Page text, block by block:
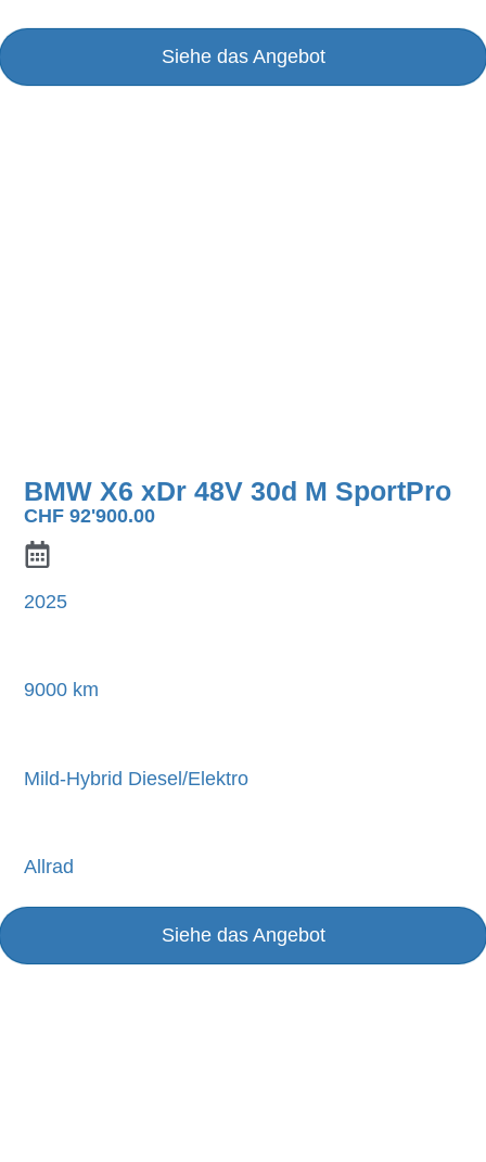
Siehe das Angebot
BMW X6 xDr 48V 30d M SportPro
CHF 92'900.00
2025
9000 km
Mild-Hybrid Diesel/Elektro
Allrad
Siehe das Angebot